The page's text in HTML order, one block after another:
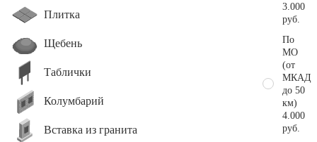
Плитка
Щебень
Таблички
Колумбарий
Вставка из гранита
3.000
руб.
По
МО
(от
МКАД
до 50
км)
4.000
руб.